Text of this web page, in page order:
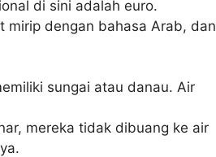
di sini adalah euro.
dengan bahasa Arab, dan
sungai atau danau. Air
mereka tidak dibuang ke air